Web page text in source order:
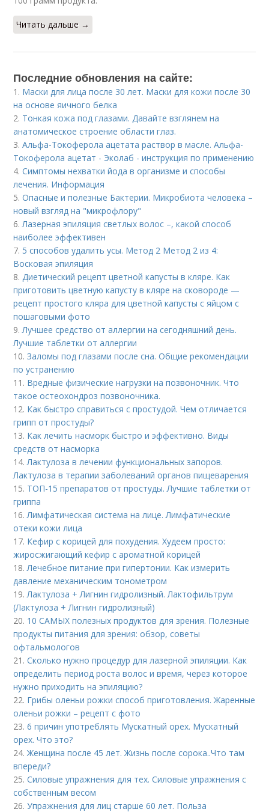
Читать дальше →
Последние обновления на сайте:
1. Маски для лица после 30 лет. Маски для кожи после 30
на основе яичного белка
2. Тонкая кожа под глазами. Давайте взглянем на
анатомическое строение области глаз.
3.Альфа-Токоферола ацетата раствор в масле. Альфа-
Токоферола ацетат - Эколаб - инструкция по применению
4.Симптомы нехватки йода в организме и способы
лечения. Информация
5.Опасные и полезные Бактерии. Микробиота человека –
новый взгляд на "микрофлору"
6.Лазерная эпиляция светлых волос –, какой способ
наиболее эффективен
7. 5 способов удалить усы. Метод 2 Метод 2 из 4:
Восковая эпиляция
8.Диетический рецепт цветной капусты в кляре. Как
приготовить цветную капусту в кляре на сковороде —
рецепт простого кляра для цветной капусты с яйцом с
пошаговыми фото
9.Лучшее средство от аллергии на сегодняшний день.
Лучшие таблетки от аллергии
10.Заломы под глазами после сна. Общие рекомендации
по устранению
11. Вредные физические нагрузки на позвоночник. Что
такое остеохондроз позвоночника.
12. Как быстро справиться с простудой. Чем отличается
грипп от простуды?
13. Как лечить насморк быстро и эффективно. Виды
средств от насморка
14.Лактулоза в лечении функциональных запоров.
Лактулоза в терапии заболеваний органов пищеварения
15. ТОП-15 препаратов от простуды. Лучшие таблетки от
гриппа
16.Лимфатическая система на лице. Лимфатические
отеки кожи лица
17. Кефир с корицей для похудения. Худеем просто:
жиросжигающий кефир с ароматной корицей
18.Лечебное питание при гипертонии. Как измерить
давление механическим тонометром
19.Лактулоза + Лигнин гидролизный. Лактофильтрум
(Лактулоза + Лигнин гидролизный)
20. 10 САМЫХ полезных продуктов для зрения. Полезные
продукты питания для зрения: обзор, советы
офтальмологов
21.Сколько нужно процедур для лазерной эпиляции. Как
определить период роста волос и время, через которое
нужно приходить на эпиляцию?
22. Грибы оленьи рожки способ приготовления. Жаренные
оленьи рожки – рецепт с фото
23.6 причин употреблять Мускатный орех. Мускатный
орех. Что это?
24.Женщина после 45 лет. Жизнь после сорока..Что там
впереди?
25.Силовые упражнения для тех. Силовые упражнения с
собственным весом
26.Упражнения для лиц старше 60 лет. Польза